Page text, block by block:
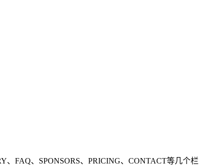
FAQ、SPONSORS、PRICING、CONTACT等几个栏